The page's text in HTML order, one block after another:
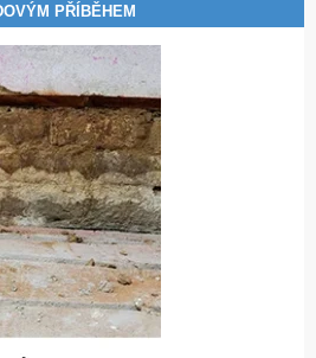
PŘÍBĚHEM